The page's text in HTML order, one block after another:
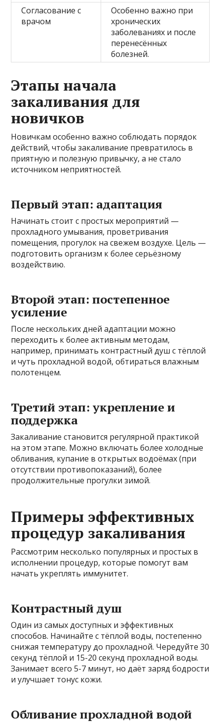
Согласование с
врачом
Особенно важно при
хронических
заболеваниях и после
перенесённых
болезней.
Этапы начала
закаливания для
новичков
Новичкам особенно важно соблюдать порядок
действий, чтобы закаливание превратилось в
приятную и полезную привычку, а не стало
источником неприятностей.
Первый этап: адаптация
Начинать стоит с простых мероприятий —
прохладного умывания, проветривания
помещения, прогулок на свежем воздухе. Цель —
подготовить организм к более серьёзному
воздействию.
Второй этап: постепенное
усиление
После нескольких дней адаптации можно
переходить к более активным методам,
например, принимать контрастный душ с тёплой
и чуть прохладной водой, обтираться влажным
полотенцем.
Третий этап: укрепление и
поддержка
Закаливание становится регулярной практикой
на этом этапе. Можно включать более холодные
обливания, купание в открытых водоёмах (при
отсутствии противопоказаний), более
продолжительные прогулки зимой.
Примеры эффективных
процедур закаливания
Рассмотрим несколько популярных и простых в
исполнении процедур, которые помогут вам
начать укреплять иммунитет.
Контрастный душ
Один из самых доступных и эффективных
способов. Начинайте с тёплой воды, постепенно
снижая температуру до прохладной. Чередуйте 30
секунд тёплой и 15-20 секунд прохладной воды.
Занимает всего 5-7 минут, но даёт заряд бодрости
и улучшает тонус кожи.
Обливание прохладной водой